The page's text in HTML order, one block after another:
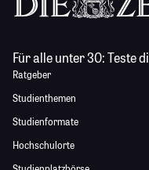
Für alle unter 30:Teste
Ratgeber
Studienthemen
Studienformate
Hochschulorte